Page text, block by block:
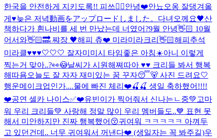
한국을 안전하게 지키도록!! 피쓰✌🏻안녕❤️안뇨오옹 잘댕겨올
게♥늦은 저녁動画をアップロードしました。 다녀오께요🖤산
책하다가 흰나비를 세 번 만났는데 너였어?9월 안녕👋🏻 10월
어서와👋🏻🔜 쨔장 🖤해피 츄❤️ 미라미라크리👋🏻해피추석
미라클♥♥♥🤍🤍🤍 잘자미미시 타임좋은 아침☀️아니 이렇게
찍는거 맞아..?👀😳날씨가 시원해쪄따아 ♥♥ 크리들 봐서 행복
해따욤오늘도 잘 자자 재미있는 꿈 꾸자😴🐻 사진 드려요🤍
행운메이크업인가....물에 빠진 체리❤️🍒🍒 생일 축하했어!!!!
❤️공연 셀카 나이스✅❤️유빈이가 찍어줘서 신나는ㄴ중💚 고마
워 우리 크리들💚 사랑해 정말 많이 우리 멤버들도..💙 표현 못
해서 미안하지만 진짜 행복했어😚귀여워 ㅋㅋㅋㅋㅋ 아껴두
고 있던건데.. 너무 귀여워서 꺼낸다❤️ (생일자는 꼭 봐주길)우